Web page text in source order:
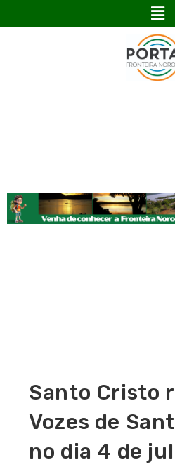
Santo Cristo
Vozes de
no dia 4 de